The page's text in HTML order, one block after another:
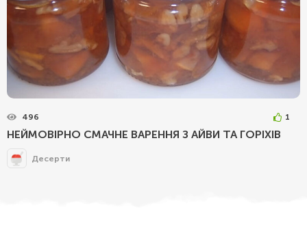
496 1
НЕЙМОВІРНО СМАЧНЕ ВАРЕННЯ З АЙВИ ТА ГОРІХІВ
Десерти